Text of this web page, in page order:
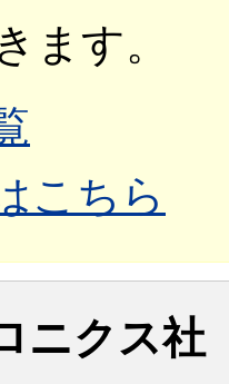
ます。
こちら
ニクス社